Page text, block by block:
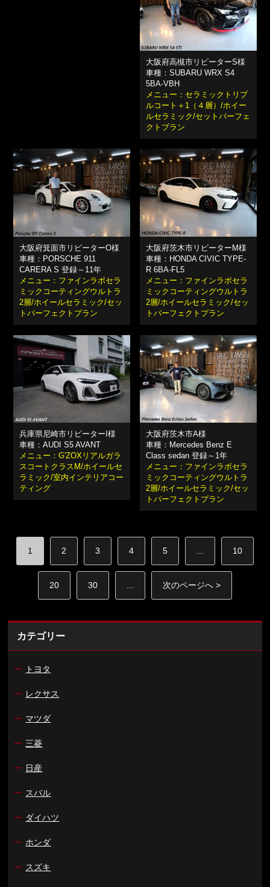
大阪府高槻市リピーターS様
車種：SUBARU WRX S4
5BA-VBH
メニュー：セラミックトリプ
ルコート＋1（４層）/ホイー
ルセラミック/セットパーフェ
クトプラン
大阪府箕面市リピーターO様
車種：PORSCHE 911
CARERA S 登録～11年
メニュー：ファインラボセラ
ミックコーティングウルトラ
2層/ホイールセラミック/セッ
トパーフェクトプラン
大阪府茨木市リピーターM様
車種：HONDA CIVIC TYPE-
R 6BA-FL5
メニュー：ファインラボセラ
ミックコーティングウルトラ
2層/ホイールセラミック/セッ
トパーフェクトプラン
兵庫県尼崎市リピーターI様
車種：AUDI S5 AVANT
メニュー：G'ZOXリアルガラ
スコートクラスM/ホイールセ
ラミック/室内インテリアコー
ティング
大阪府茨木市A様
車種：Mercedes Benz E
Class sedan 登録～1年
メニュー：ファインラボセラ
ミックコーティングウルトラ
2層/ホイールセラミック/セッ
トパーフェクトプラン
1 2 3 4 5 ... 10
20 30 ... 次のページへ >
カテゴリー
ー トヨタ
ー レクサス
ー マツダ
ー 三菱
ー 日産
ー スバル
ー ダイハツ
ー ホンダ
ー スズキ